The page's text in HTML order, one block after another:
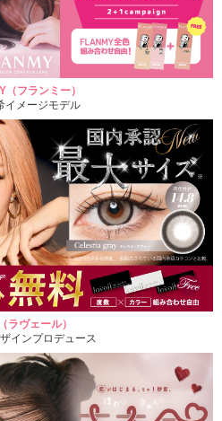
（フランミー）
イメージモデル
ラヴェール）
インプロデュース